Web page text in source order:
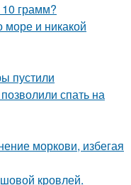
10 грамм?
море и никакой
пустили
спать на
моркови, избегая
кровлей.